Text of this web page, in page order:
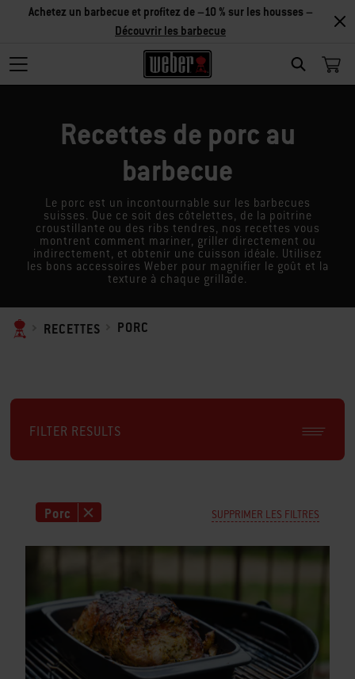
SEARCH
Achetez un barbecue et profitez de –10 % sur les housses –
Découvrir les barbecue
Recettes de porc au
barbecue
Le porc est un incontournable sur les barbecues
suisses. Que ce soit des côtelettes, de la poitrine
croustillante ou des ribs tendres, nos recettes vous
montrent comment mariner, griller directement ou
indirectement, et obtenir une cuisson idéale. Utilisez
les bons accessoires Weber pour magnifier le goût et la
texture à chaque grillade.
RECETTES PORC
FILTER RESULTS
Porc SUPPRIMER LES FILTRES